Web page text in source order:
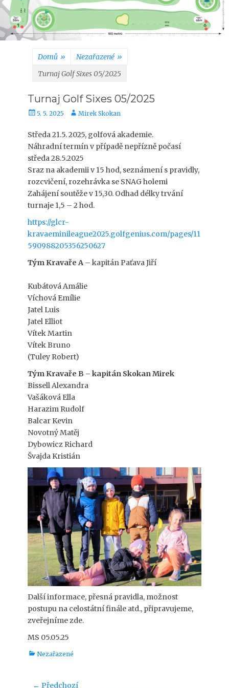
Domů » Nezařazené »
Turnaj Golf Sixes 05/2025
Turnaj Golf Sixes 05/2025
Publikováno
5. 5. 2025 AutorMirek Skokan
Středa 21.5. 2025, golfová akademie.
Náhradní termín v případě nepřízně počasí
středa 28.5.2025
Sraz na akademii v 15 hod, seznámení s pravidly,
rozcvičení, rozehrávka se SNAG holemi
Zahájení soutěže v 15,30. Odhad délky trvání
turnaje 1,5 – 2 hod.
https://glcr-
kravaeminileague2025.golfgenius.com/pages/11
590988205356250627
Tým Kravaře A – kapitán Paťava Jiří
Kubátová Amálie
Víchová Emílie
Jatel Luis
Jatel Elliot
Vítek Martin
Vítek Bruno
(Tuley Robert)
Tým Kravaře B – kapitán Skokan Mirek
Bissell Alexandra
Vašáková Ella
Harazim Rudolf
Balcar Kevin
Novotný Matěj
Dybowicz Richard
Švajda Kristián
Další informace, přesná pravidla, možnost
postupu na celostátní finále atd., připravujeme,
zveřejníme zde.
MS 05.05.25
Rubriky
Nezařazené
← Předchozí